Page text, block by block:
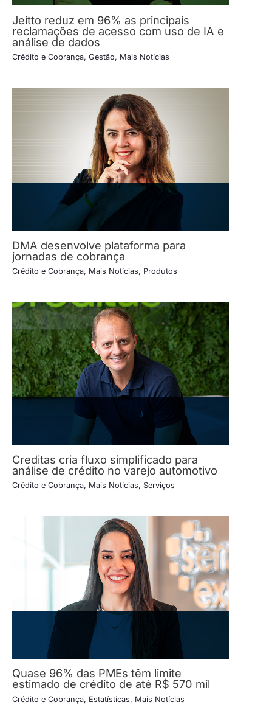
Jeitto reduz em 96% as principais
reclamações de acesso com uso de IA e
análise de dados
Crédito e Cobrança, Gestão, Mais Notícias
DMA desenvolve plataforma para
jornadas de cobrança
Crédito e Cobrança, Mais Notícias, Produtos
Creditas cria fluxo simplificado para
análise de crédito no varejo automotivo
Crédito e Cobrança, Mais Notícias, Serviços
Quase 96% das PMEs têm limite
estimado de crédito de até R$ 570 mil
Crédito e Cobrança, Estatísticas, Mais Notícias